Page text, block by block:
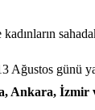
Ağustos günü
Ankara, İzmir